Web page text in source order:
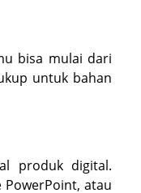
bisa mulai dari
untuk bahan
produk digital.
atau